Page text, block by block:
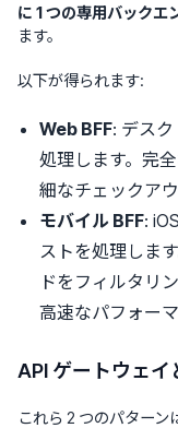
に 1 つの専用バックエ
ます。
以下が得られます:
Web BFF: デス
処理します。完
細なチェックア
モバイル BFF:
ストを処理しま
ドをフィルタリ
高速なパフォー
API ゲートウェイ
これら 2 つのパター